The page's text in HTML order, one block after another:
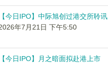
【今日IPO】中际旭创过港交所聆讯
年7月21日 下午5:50
【今日IPO】月之暗面拟赴港上市